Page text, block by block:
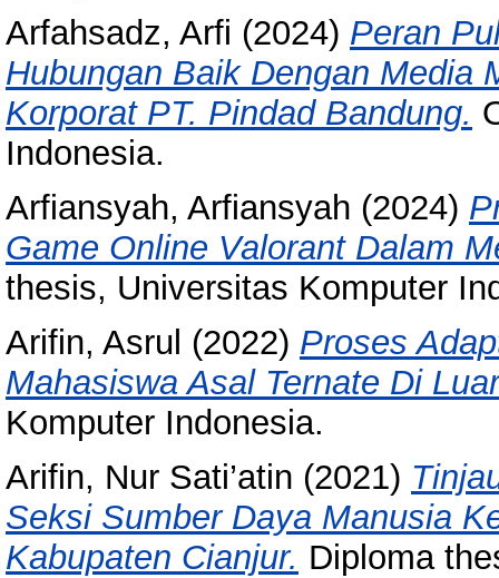
Arfahsadz, Arfi (2024) Peran
Hubungan Baik Dengan Media
Korporat PT. Pindad Bandung.
Indonesia.
Arfiansyah, Arfiansyah (2024)
Game Online Valorant Dalam
thesis, Universitas Komputer
Arifin, Asrul (2022) Proses
Mahasiswa Asal Ternate Di
Komputer Indonesia.
Arifin, Nur Sati’atin (2021)
Seksi Sumber Daya Manusia
Kabupaten Cianjur. Diploma